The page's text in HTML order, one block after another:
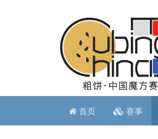
首页 赛事